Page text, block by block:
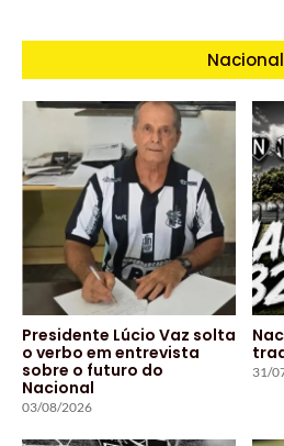
Nacional
Presidente Lúcio Vaz solta
o verbo em entrevista
sobre o futuro do
Nacional
03/08/2026
31/